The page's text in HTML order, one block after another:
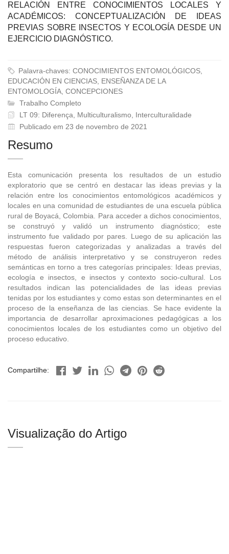
RELACIÓN ENTRE CONOCIMIENTOS LOCALES Y
ACADÉMICOS: CONCEPTUALIZACIÓN DE IDEAS
PREVIAS SOBRE INSECTOS Y ECOLOGÍA DESDE UN
EJERCICIO DIAGNÓSTICO.
Palavra-chaves: CONOCIMIENTOS ENTOMOLÓGICOS,
EDUCACIÓN EN CIENCIAS, ENSEÑANZA DE LA
ENTOMOLOGÍA, CONCEPCIONES
Trabalho Completo
LT 09: Diferença, Multiculturalismo, Interculturalidade
Publicado em 23 de novembro de 2021
Resumo
Esta comunicación presenta los resultados de un estudio
exploratorio que se centró en destacar las ideas previas y la
relación entre los conocimientos entomológicos académicos y
locales en una comunidad de estudiantes de una escuela pública
rural de Boyacá, Colombia. Para acceder a dichos conocimientos,
se construyó y validó un instrumento diagnóstico; este
instrumento fue validado por pares. Luego de su aplicación las
respuestas fueron categorizadas y analizadas a través del
método de análisis interpretativo y se construyeron redes
semánticas en torno a tres categorías principales: Ideas previas,
ecología e insectos, e insectos y contexto socio-cultural. Los
resultados indican las potencialidades de las ideas previas
tenidas por los estudiantes y como estas son determinantes en el
proceso de la enseñanza de las ciencias. Se hace evidente la
importancia de desarrollar aproximaciones pedagógicas a los
conocimientos locales de los estudiantes como un objetivo del
proceso educativo.
Compartilhe:
Visualização do Artigo